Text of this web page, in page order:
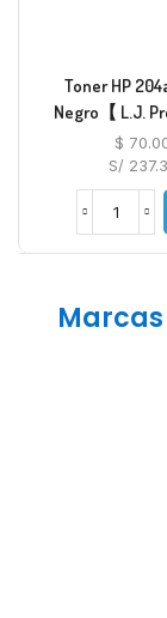
Toner HP
Negro【 L.J.
$
S/